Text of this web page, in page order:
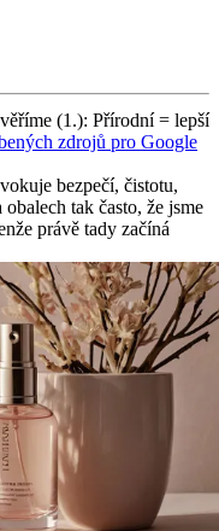
(1.): Přírodní = lepší
zdrojů pro Google
bezpečí, čistotu,
tak často, že jsme
právě tady začíná